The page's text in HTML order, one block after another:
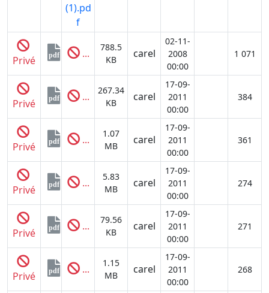
(1).pd
f
Privé pdf ...
788.5
KB
carel
02-11-
2008
00:00
1 071
Privé pdf ...
267.34
KB
carel
17-09-
2011
00:00
384
Privé pdf ...
1.07
MB
carel
17-09-
2011
00:00
361
Privé pdf ...
5.83
MB
carel
17-09-
2011
00:00
274
Privé pdf ...
79.56
KB
carel
17-09-
2011
00:00
271
Privé pdf ...
1.15
MB
carel
17-09-
2011
00:00
268